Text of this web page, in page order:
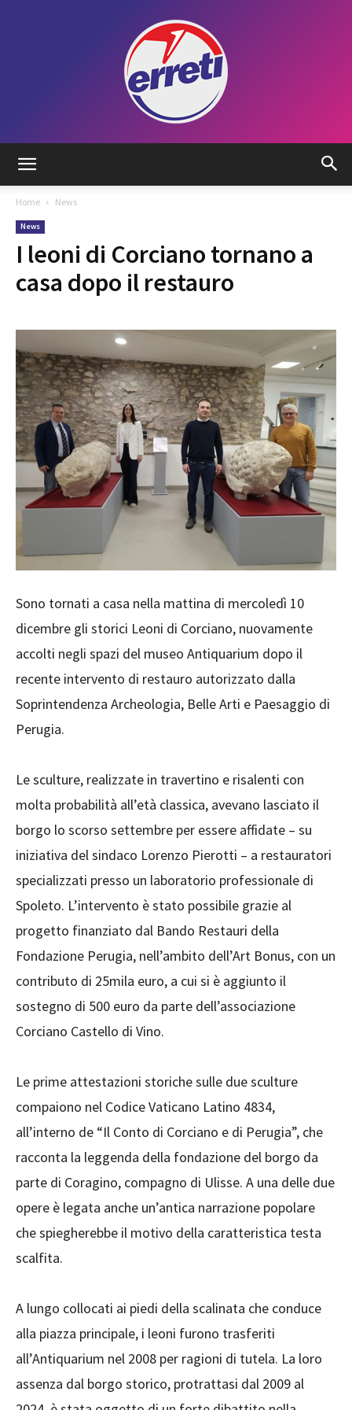
Home News
News
I leoni di Corciano tornano a
casa dopo il restauro
Sono tornati a casa nella mattina di mercoledì 10
dicembre gli storici Leoni di Corciano, nuovamente
accolti negli spazi del museo Antiquarium dopo il
recente intervento di restauro autorizzato dalla
Soprintendenza Archeologia, Belle Arti e Paesaggio di
Perugia.
Le sculture, realizzate in travertino e risalenti con
molta probabilità all’età classica, avevano lasciato il
borgo lo scorso settembre per essere affidate – su
iniziativa del sindaco Lorenzo Pierotti – a restauratori
specializzati presso un laboratorio professionale di
Spoleto. L’intervento è stato possibile grazie al
progetto finanziato dal Bando Restauri della
Fondazione Perugia, nell’ambito dell’Art Bonus, con un
contributo di 25mila euro, a cui si è aggiunto il
sostegno di 500 euro da parte dell’associazione
Corciano Castello di Vino.
Le prime attestazioni storiche sulle due sculture
compaiono nel Codice Vaticano Latino 4834,
all’interno de “Il Conto di Corciano e di Perugia”, che
racconta la leggenda della fondazione del borgo da
parte di Coragino, compagno di Ulisse. A una delle due
opere è legata anche un’antica narrazione popolare
che spiegherebbe il motivo della caratteristica testa
scalfita.
A lungo collocati ai piedi della scalinata che conduce
alla piazza principale, i leoni furono trasferiti
all’Antiquarium nel 2008 per ragioni di tutela. La loro
assenza dal borgo storico, protrattasi dal 2009 al